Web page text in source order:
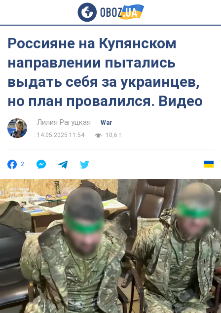
Россияне на Купянском
направлении пытались
выдать себя за украинцев,
но план провалился. Видео
Лилия Рагуцкая
War
14.05.2025 11:54
10,6 т.
2